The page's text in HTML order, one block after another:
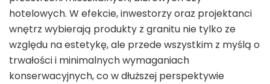
hotelowych. W efekcie, inwestorzy oraz projektanci
wnętrz wybierają produkty z granitu nie tylko ze
względu na estetykę, ale przede wszystkim z myślą o
trwałości i minimalnych wymaganiach
konserwacyjnych, co w dłuższej perspektywie